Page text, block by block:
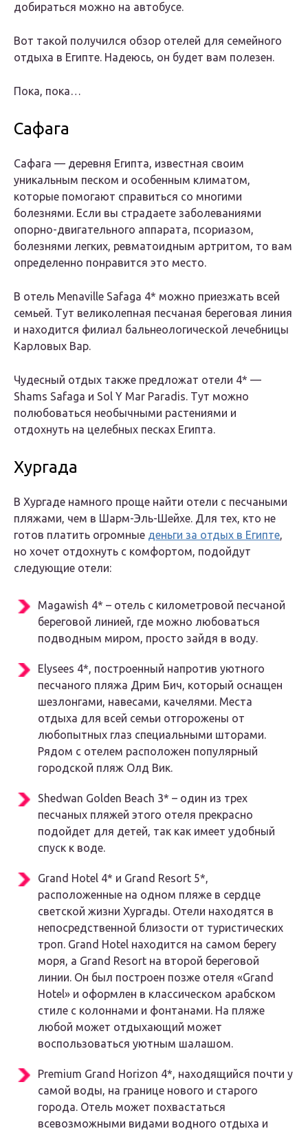
добираться можно на автобусе.
Вот такой получился обзор отелей для семейного
отдыха в Египте. Надеюсь, он будет вам полезен.
Пока, пока…
Сафага
Сафага — деревня Египта, известная своим
уникальным песком и особенным климатом,
которые помогают справиться со многими
болезнями. Если вы страдаете заболеваниями
опорно-двигательного аппарата, псориазом,
болезнями легких, ревматоидным артритом, то вам
определенно понравится это место.
В отель Menaville Safaga 4* можно приезжать всей
семьей. Тут великолепная песчаная береговая линия
и находится филиал бальнеологической лечебницы
Карловых Вар.
Чудесный отдых также предложат отели 4* —
Shams Safaga и Sol Y Mar Paradis. Тут можно
полюбоваться необычными растениями и
отдохнуть на целебных песках Египта.
Хургада
В Хургаде намного проще найти отели с песчаными
пляжами, чем в Шарм-Эль-Шейхе. Для тех, кто не
готов платить огромные деньги за отдых в Египте,
но хочет отдохнуть с комфортом, подойдут
следующие отели:
Magawish 4* – отель с километровой песчаной
береговой линией, где можно любоваться
подводным миром, просто зайдя в воду.
Elysees 4*, построенный напротив уютного
песчаного пляжа Дрим Бич, который оснащен
шезлонгами, навесами, качелями. Места
отдыха для всей семьи отгорожены от
любопытных глаз специальными шторами.
Рядом с отелем расположен популярный
городской пляж Олд Вик.
Shedwan Golden Beach 3* – один из трех
песчаных пляжей этого отеля прекрасно
подойдет для детей, так как имеет удобный
спуск к воде.
Grand Hotel 4* и Grand Resort 5*,
расположенные на одном пляже в сердце
светской жизни Хургады. Отели находятся в
непосредственной близости от туристических
троп. Grand Hotel находится на самом берегу
моря, а Grand Resort на второй береговой
линии. Он был построен позже отеля «Grand
Hotel» и оформлен в классическом арабском
стиле с колоннами и фонтанами. На пляже
любой может отдыхающий может
воспользоваться уютным шалашом.
Premium Grand Horizon 4*, находящийся почти у
самой воды, на границе нового и старого
города. Отель может похвастаться
всевозможными видами водного отдыха и